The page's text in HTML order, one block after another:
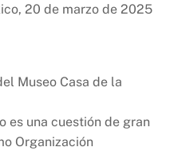
20 de marzo de 2025
Museo Casa de la
es una cuestión de gran
Organización